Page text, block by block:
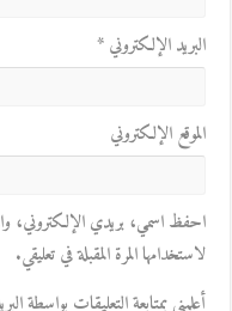
البريد الإلكتروني*
الموقع الإلكتروني
احفظ اسمي، بريدي الإلكتروني،
لاستخدامها المرة المقبلة في تعليقي.
أعلمني بمتابعة التعليقات بواسطة